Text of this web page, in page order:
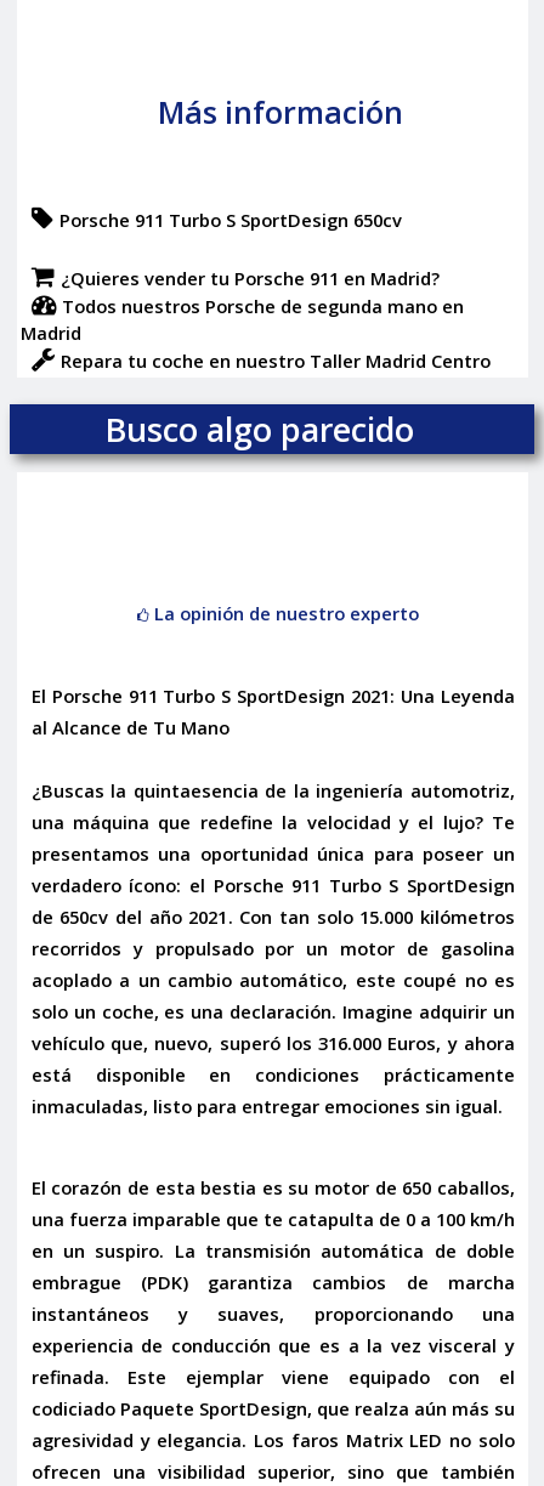
Más información
Porsche 911 Turbo S SportDesign 650cv
¿Quieres vender tu Porsche 911 en Madrid?
Todos nuestros Porsche de segunda mano en
Madrid
Repara tu coche en nuestro Taller Madrid Centro
Busco algo parecido
La opinión de nuestro experto
El Porsche 911 Turbo S SportDesign 2021: Una Leyenda
al Alcance de Tu Mano
¿Buscas la quintaesencia de la ingeniería automotriz,
una máquina que redefine la velocidad y el lujo? Te
presentamos una oportunidad única para poseer un
verdadero ícono: el Porsche 911 Turbo S SportDesign
de 650cv del año 2021 . Con tan solo 15.000 kilómetros
recorridos y propulsado por un motor de gasolina
acoplado a un cambio automático, este coupé no es
solo un coche, es una declaración. Imagine adquirir un
vehículo que, nuevo, superó los 316.000 Euros, y ahora
está disponible en condiciones prácticamente
inmaculadas, listo para entregar emociones sin igual.
El corazón de esta bestia es su motor de 650 caballos,
una fuerza imparable que te catapulta de 0 a 100 km/h
en un suspiro. La transmisión automática de doble
embrague (PDK) garantiza cambios de marcha
instantáneos y suaves, proporcionando una
experiencia de conducción que es a la vez visceral y
refinada. Este ejemplar viene equipado con el
codiciado Paquete SportDesign, que realza aún más su
agresividad y elegancia. Los faros Matrix LED no solo
ofrecen una visibilidad superior, sino que también